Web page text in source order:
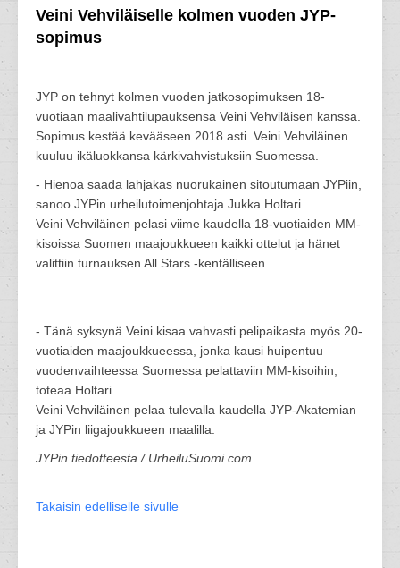
Veini Vehviläiselle kolmen vuoden JYP-
sopimus
JYP on tehnyt kolmen vuoden jatkosopimuksen 18-
vuotiaan maalivahtilupauksensa Veini Vehviläisen kanssa.
Sopimus kestää kevääseen 2018 asti. Veini Vehviläinen
kuuluu ikäluokkansa kärkivahvistuksiin Suomessa.
- Hienoa saada lahjakas nuorukainen sitoutumaan JYPiin,
sanoo JYPin urheilutoimenjohtaja Jukka Holtari.
Veini Vehviläinen pelasi viime kaudella 18-vuotiaiden MM-
kisoissa Suomen maajoukkueen kaikki ottelut ja hänet
valittiin turnauksen All Stars -kentälliseen.
- Tänä syksynä Veini kisaa vahvasti pelipaikasta myös 20-
vuotiaiden maajoukkueessa, jonka kausi huipentuu
vuodenvaihteessa Suomessa pelattaviin MM-kisoihin,
toteaa Holtari.
Veini Vehviläinen pelaa tulevalla kaudella JYP-Akatemian
ja JYPin liigajoukkueen maalilla.
JYPin tiedotteesta / UrheiluSuomi.com
Takaisin edelliselle sivulle